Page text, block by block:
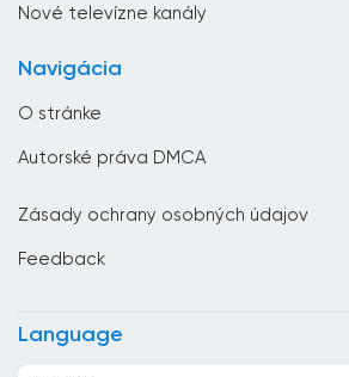
Cyprus
Nové televízne kanály
Navigácia
O stránke
Autorské práva DMCA
Zásady ochrany osobných údajov
Feedback
Language